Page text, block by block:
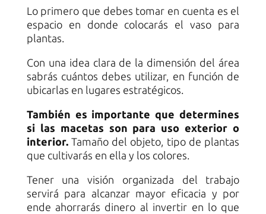
Lo primero que debes tomar en cuenta es el
espacio en donde colocarás el vaso para
plantas.
Con una idea clara de la dimensión del área
sabrás cuántos debes utilizar, en función de
ubicarlas en lugares estratégicos.
También es importante que determines
si las macetas son para uso exterior o
interior.Tamaño del objeto, tipo de plantas
que cultivarás en ella y los colores.
Tener una visión organizada del trabajo
servirá para alcanzar mayor eficacia y por
ende ahorrarás dinero al invertir en lo que